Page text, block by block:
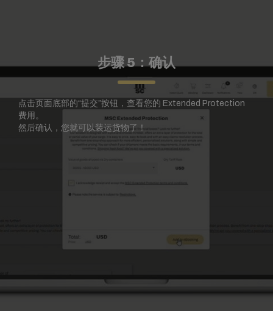
步骤 5：确认
点击页面底部的“提交”按钮，查看您的 Extended Protection
费用。
然后确认，您就可以装运货物了！